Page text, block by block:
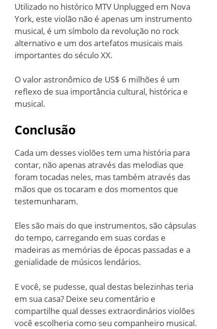
Utilizado no histórico MTV Unplugged em Nova
York, este violão não é apenas um instrumento
musical, é um símbolo da revolução no rock
alternativo e um dos artefatos musicais mais
importantes do século XX.
O valor astronômico de US$ 6 milhões é um
reflexo de sua importância cultural, histórica e
musical.
Conclusão
Cada um desses violões tem uma história para
contar, não apenas através das melodias que
foram tocadas neles, mas também através das
mãos que os tocaram e dos momentos que
testemunharam.
Eles são mais do que instrumentos, são cápsulas
do tempo, carregando em suas cordas e
madeiras as memórias de épocas passadas e a
genialidade de músicos lendários.
E você, se pudesse, qual destas belezinhas teria
em sua casa? Deixe seu comentário e
compartilhe qual desses extraordinários violões
você escolheria como seu companheiro musical.